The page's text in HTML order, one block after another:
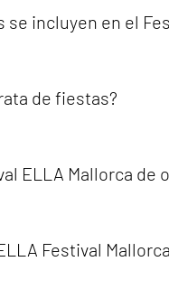
de la isla, incluyendo
su propia
se incluyen en el
para establecer
participantes podrán
de fiestas?
excursiones,
pertenencia y
ELLA Mallorca de
y la
de pertenencia.
Festival